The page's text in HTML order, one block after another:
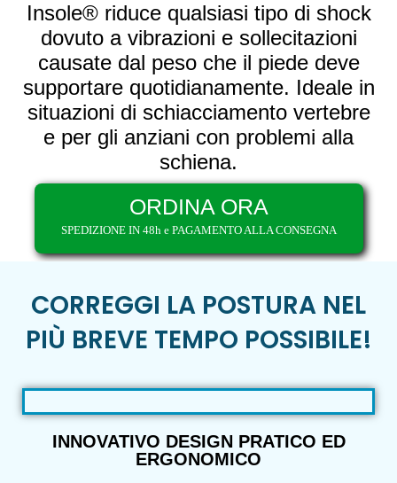
Insole® riduce qualsiasi tipo di shock
dovuto a vibrazioni e sollecitazioni
causate dal peso che il piede deve
supportare quotidianamente. Ideale in
situazioni di schiacciamento vertebre
e per gli anziani con problemi alla
schiena.
ORDINA ORA
SPEDIZIONE IN 48h e PAGAMENTO ALLA CONSEGNA
CORREGGI LA POSTURA NEL
PIÙ BREVE TEMPO POSSIBILE!
INNOVATIVO DESIGN PRATICO ED
ERGONOMICO